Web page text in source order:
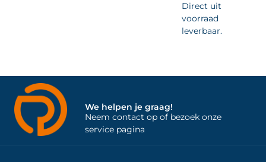
Direct uit
voorraad
leverbaar.
We helpen je graag!
Neem contact op of bezoek onze
service pagina